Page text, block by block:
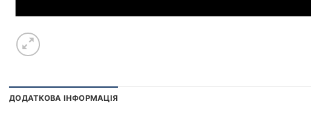
ДОДАТКОВА ІНФОРМАЦІЯ